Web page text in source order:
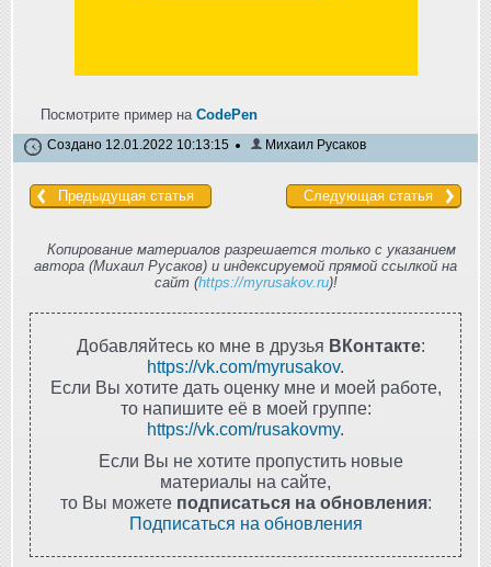
Посмотрите пример на CodePen
Создано 12.01.2022 10:13:15 Михаил Русаков
Предыдущая статья Следующая статья
Копирование материалов разрешается только с указанием
автора (Михаил Русаков) и индексируемой прямой ссылкой на
сайт (https://myrusakov.ru)!
Добавляйтесь ко мне в друзья ВКонтакте:
https://vk.com/myrusakov.
Если Вы хотите дать оценку мне и моей работе,
то напишите её в моей группе:
https://vk.com/rusakovmy.
Если Вы не хотите пропустить новые
материалы на сайте,
то Вы можете подписаться на обновления:
Подписаться на обновления